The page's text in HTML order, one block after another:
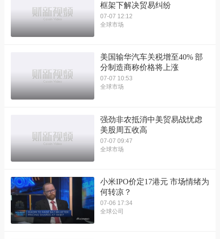
框架下解决贸易纠纷
07-07 12:12
全球市场
美国输华汽车关税增至40% 部
分制造商称价格将上涨
07-07 10:53
全球市场
强劲非农抵消中美贸易战忧虑
美股周五收高
07-07 09:47
全球市场
小米IPO价定17港元 市场情绪为
何转凉？
07-06 17:34
全球公司